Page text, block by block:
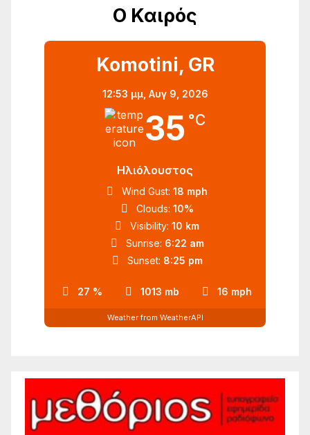
Ο Καιρός
Komotini, GR
12:53 μμ, Αυγ 9, 2026
35 °C
Ηλιόλουστος
27 % 1013 mb 16 mph
Wind Gust: 18 mph
Clouds: 10%
Visibility: 10 km
Sunrise: 6:22 am
Sunset: 8:25 pm
Weather from WeatherAPI